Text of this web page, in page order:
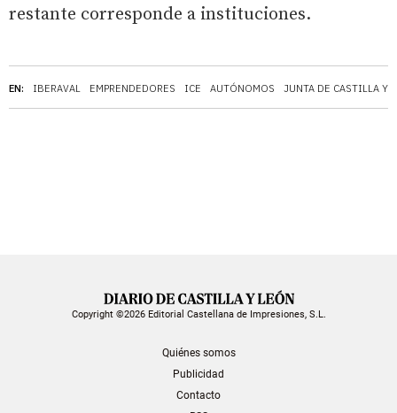
EN: IBERAVAL EMPRENDEDORES ICE AUTÓNOMOS JUNTA DE CASTILLA Y
restante corresponde a instituciones.
Copyright ©2026 Editorial Castellana de Impresiones, S.L.
Quiénes somos
Publicidad
Contacto